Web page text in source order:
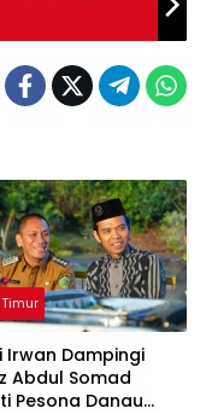
Irwan Dampingi
Abdul Somad
Pesona Danau